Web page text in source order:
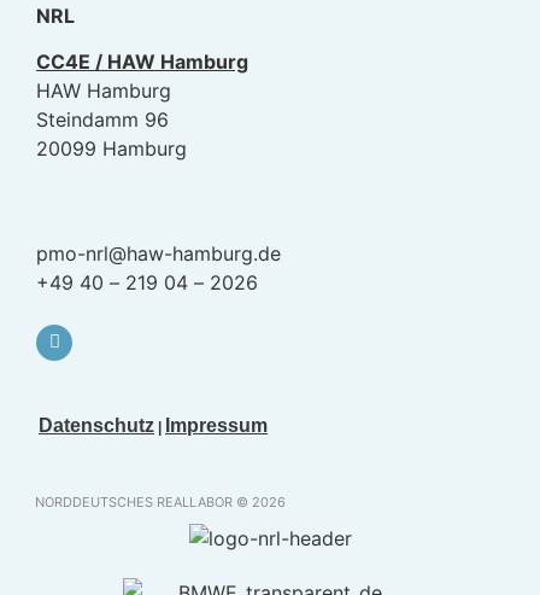
NRL
CC4E / HAW Hamburg
HAW Hamburg
Steindamm 96
20099 Hamburg
pmo-nrl@haw-hamburg.de
+49 40 – 219 04 – 2026
Datenschutz | Impressum
NORDDEUTSCHES REALLABOR © 2026